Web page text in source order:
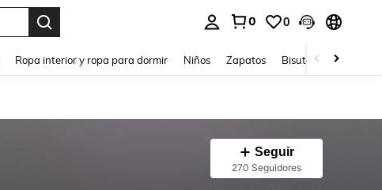
0 0
Ropa interior y ropa para dormir Niños Zapatos Bisutería Y
Seguir
270 Seguidores